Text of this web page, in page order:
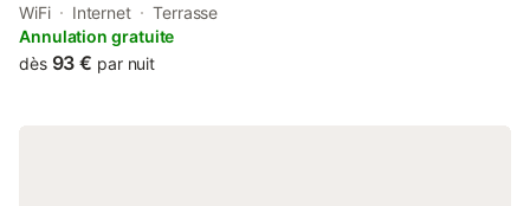
WiFi and free private parking. With garden views, this
accommodation features a terrace.
WiFi Internet
Terrasse
Annulation gratuite
dès 93 € par nuit